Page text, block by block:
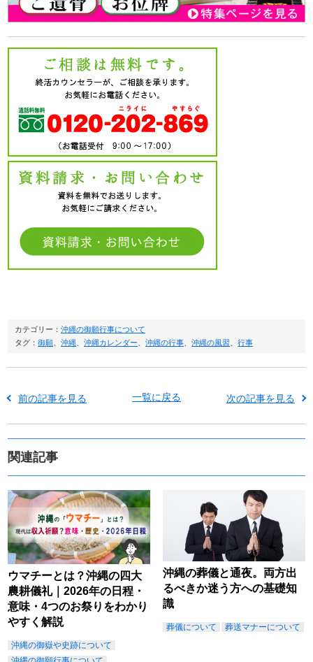
カテゴリー：沖縄の御願行事について
タグ：御願 、沖縄 、沖縄カレンダー 、沖縄の行事 、沖縄の風習 、行事
前の記事を見る 一覧に戻る 次の記事を見る
関連記事
ウマチーとは？沖縄の四大
農耕儀礼｜2026年の日程・
意味・4つのお祭りをわかり
やすく解説
沖縄の御嶽や史跡について
沖縄の葬儀と通夜。両方出
るべきか迷う方への基礎知
識
葬儀について 葬送マナーについて